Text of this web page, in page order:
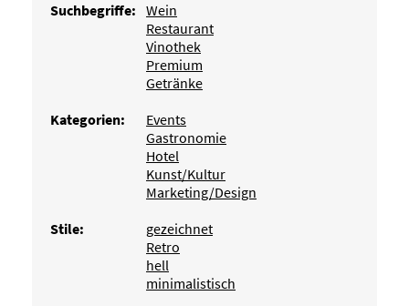
Suchbegriffe: Wein
Restaurant
Vinothek
Premium
Getränke
Kategorien:
Events
Gastronomie
Hotel
Kunst/Kultur
Marketing/Design
Stile:
gezeichnet
Retro
hell
minimalistisch